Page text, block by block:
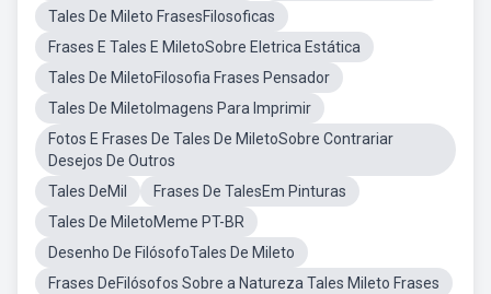
Tales De Mileto FrasesFilosoficas
Frases E Tales E MiletoSobre Eletrica Estática
Tales De MiletoFilosofia Frases Pensador
Tales De MiletoImagens Para Imprimir
Fotos E Frases De Tales De MiletoSobre Contrariar
Desejos De Outros
Tales DeMil
Frases De TalesEm Pinturas
Tales De MiletoMeme PT-BR
Desenho De FilósofoTales De Mileto
Frases DeFilósofos Sobre a Natureza Tales Mileto Frases